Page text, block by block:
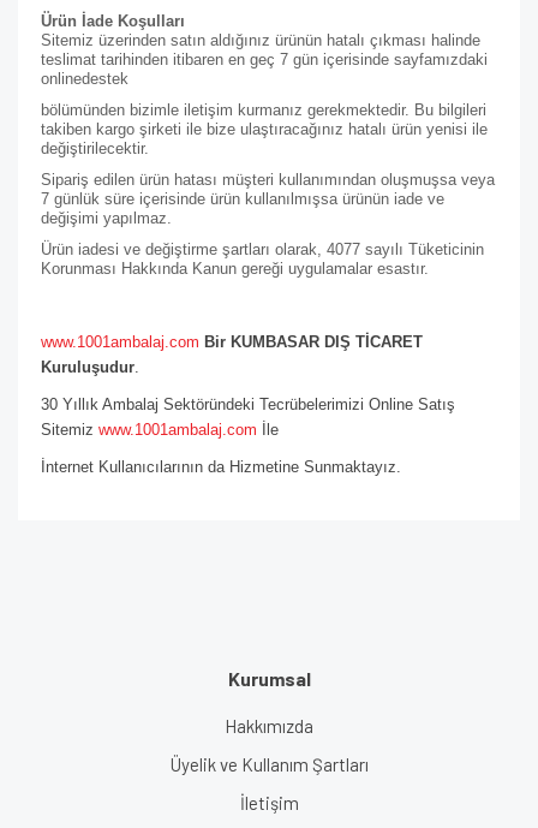
Ürün İade Koşulları
Sitemiz üzerinden satın aldığınız ürünün hatalı çıkması halinde
teslimat tarihinden itibaren en geç 7 gün içerisinde sayfamızdaki
onlinedestek
bölümünden bizimle iletişim kurmanız gerekmektedir. Bu bilgileri
takiben kargo şirketi ile bize ulaştıracağınız hatalı ürün yenisi ile
değiştirilecektir.
Sipariş edilen ürün hatası müşteri kullanımından oluşmuşsa veya
7 günlük süre içerisinde ürün kullanılmışsa ürünün iade ve
değişimi yapılmaz.
Ürün iadesi ve değiştirme şartları olarak, 4077 sayılı Tüketicinin
Korunması Hakkında Kanun gereği uygulamalar esastır.
www.1001ambalaj.com Bir KUMBASAR DIŞ TİCARET
Kuruluşudur
30 Yıllık Ambalaj Sektöründeki Tecrübelerimizi Online Satış
Sitemiz www.1001ambalaj.com İle
İnternet Kullanıcılarının da Hizmetine Sunmaktayız.
Kurumsal
Hakkımızda
Üyelik ve Kullanım Şartları
İletişim